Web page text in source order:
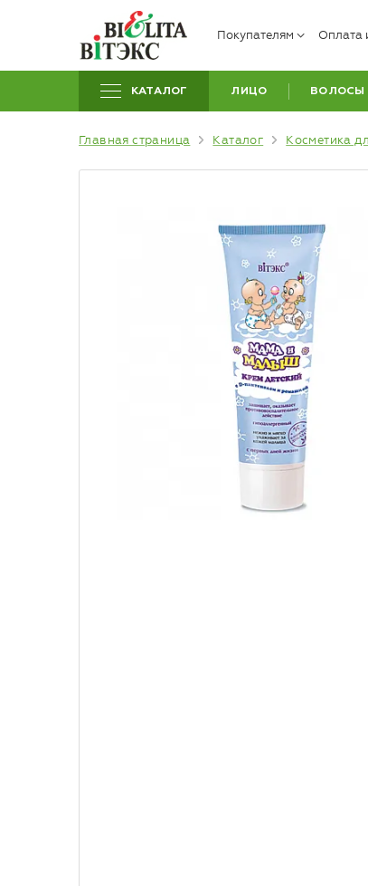
Покупателям Оплата
КАТАЛОГ ЛИЦО ВОЛОСЫ
Главная страница Каталог Косметика